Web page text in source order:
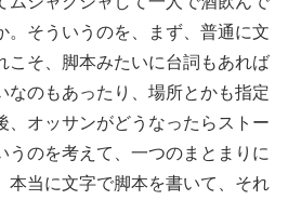
。そういうのを、まず、普通に文
こそ、脚本みたいに台詞もあれば
なのもあったり、場所とかも指定
、オッサンがどうなったらストー
うのを考えて、一つのまとまりに
本当に文字で脚本を書いて、それ